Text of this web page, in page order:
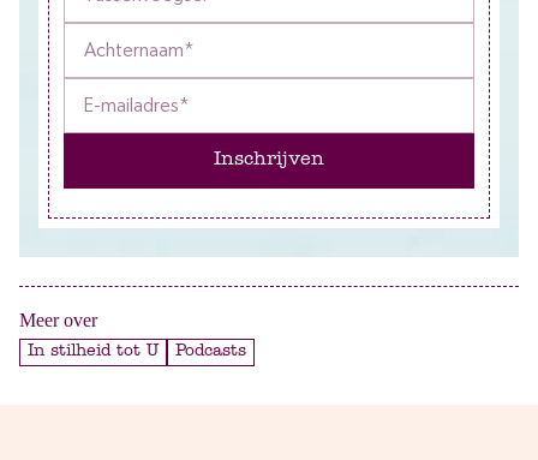
Inschrijven
Meer over
In stilheid tot U Podcasts